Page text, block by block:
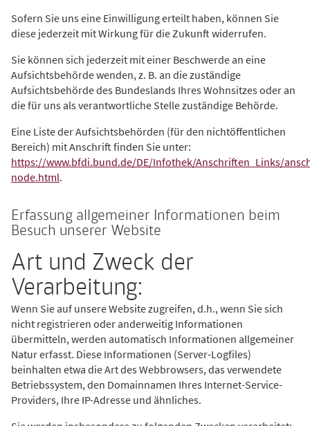
Sofern Sie uns eine Einwilligung erteilt haben, können Sie
diese jederzeit mit Wirkung für die Zukunft widerrufen.
Sie können sich jederzeit mit einer Beschwerde an eine
Aufsichtsbehörde wenden, z. B. an die zuständige
Aufsichtsbehörde des Bundeslands Ihres Wohnsitzes oder an
die für uns als verantwortliche Stelle zuständige Behörde.
Eine Liste der Aufsichtsbehörden (für den nichtöffentlichen
Bereich) mit Anschrift finden Sie unter:
https://www.bfdi.bund.de/DE/Infothek/Anschriften_Links/
node.html.
Erfassung allgemeiner Informationen beim
Besuch unserer Website
Art und Zweck der
Verarbeitung:
Wenn Sie auf unsere Website zugreifen, d.h., wenn Sie sich
nicht registrieren oder anderweitig Informationen
übermitteln, werden automatisch Informationen allgemeiner
Natur erfasst. Diese Informationen (Server-Logfiles)
beinhalten etwa die Art des Webbrowsers, das verwendete
Betriebssystem, den Domainnamen Ihres Internet-Service-
Providers, Ihre IP-Adresse und ähnliches.